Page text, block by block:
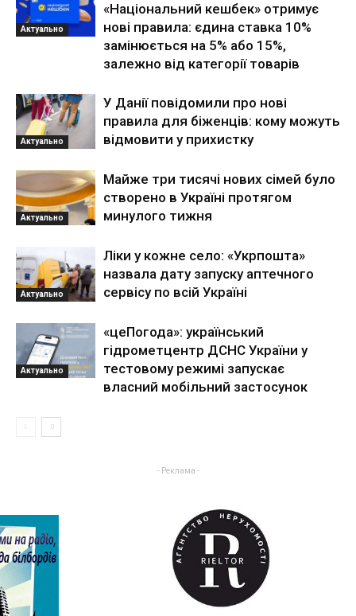
Актуально
«Національний кешбек» отримує
нові правила: єдина ставка 10%
замінюється на 5% або 15%,
залежно від категорії товарів
Актуально
У Данії повідомили про нові
правила для біженців: кому можуть
відмовити у прихистку
Актуально
Майже три тисячі нових сімей було
створено в Україні протягом
минулого тижня
Актуально
Ліки у кожне село: «Укрпошта»
назвала дату запуску аптечного
сервісу по всій Україні
Актуально
«цеПогода»: український
гідрометцентр ДСНС України у
тестовому режимі запускає
власний мобільний застосунок
- Реклама -